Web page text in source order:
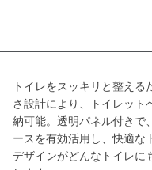
トイレをスッキリと整え
さ設計により、トイレット
納可能。透明パネル付きで
ースを有効活用し、快適な
デザインがどんなトイレに